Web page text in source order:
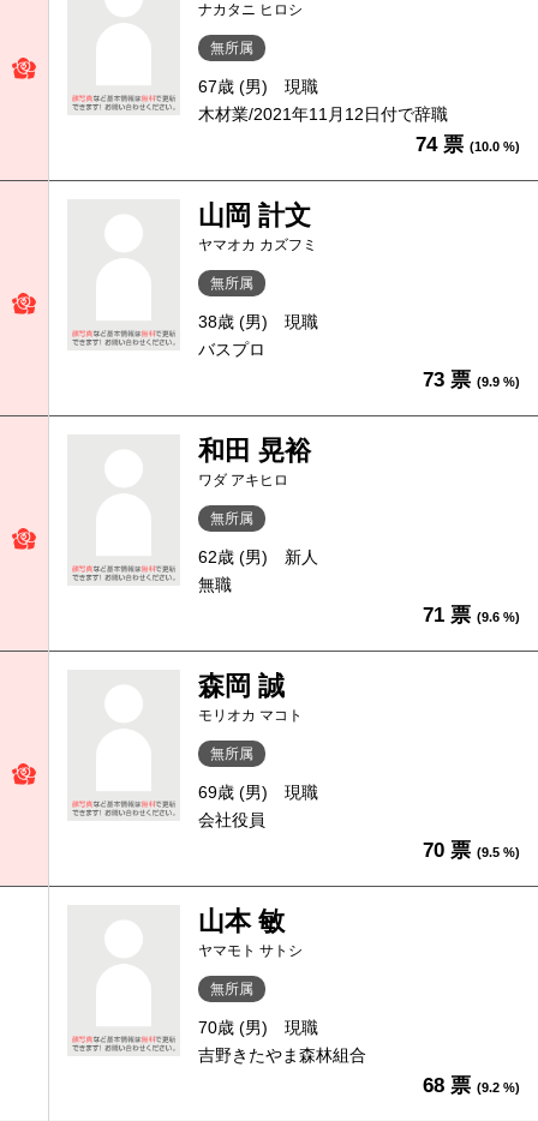
ナカタニ ヒロシ
無所属
67歳 (男)
現職
木材業/2021年11月12日付で辞職
74 票 (10.0 %)
山岡 計文
ヤマオカ カズフミ
無所属
38歳 (男)
現職
バスプロ
73 票 (9.9 %)
和田 晃裕
ワダ アキヒロ
無所属
62歳 (男)
新人
無職
71 票 (9.6 %)
森岡 誠
モリオカ マコト
無所属
69歳 (男)
現職
会社役員
70 票 (9.5 %)
山本 敏
ヤマモト サトシ
無所属
70歳 (男)
現職
吉野きたやま森林組合
68 票 (9.2 %)